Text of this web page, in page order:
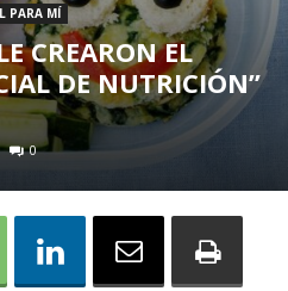
PARA MÍ
CREARON EL
DE NUTRICIÓN”
0